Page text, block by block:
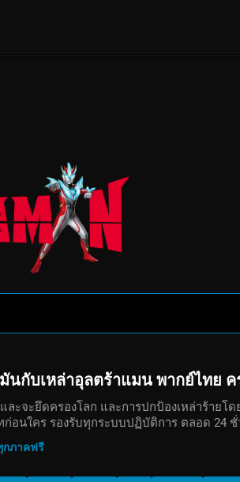
กับเหล่าอุลตร้าแมน พากย์ไทย
จะยึดครองโลก และการปกป้องเหล่าร้าย
อนใคร รองรับทุกระบบปฏิบัติการ ตลอด 24 ชั่
กภาคฟรี